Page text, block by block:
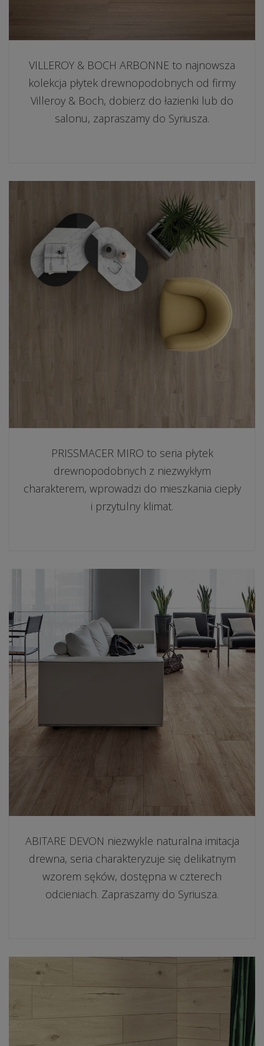
VILLEROY & BOCH ARBONNE to najnowsza
kolekcja płytek drewnopodobnych od firmy
Villeroy & Boch, dobierz do łazienki lub do
salonu, zapraszamy do Syriusza.
PRISSMACER MIRO to seria płytek
drewnopodobnych z niezwykłym
charakterem, wprowadzi do mieszkania ciepły
i przytulny klimat.
ABITARE DEVON niezwykle naturalna imitacja
drewna, seria charakteryzuje się delikatnym
wzorem sęków, dostępna w czterech
odcieniach. Zapraszamy do Syriusza.